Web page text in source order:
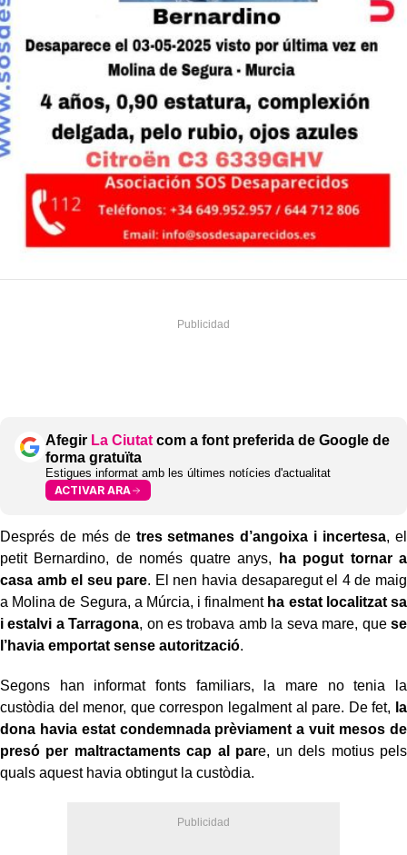
Afegir La Ciutatcom a font preferida de Google de
forma gratuïta
Estigues informat amb les últimes notícies d'actualitat
ACTIVAR ARA
Després de més detres setmanes d’angoixa i incertesa, el
petit Bernardino, de només quatre anys,
ha pogut tornar a
casa amb el seu pare. El nen havia desaparegut el 4 de maig
a Molina de Segura, a Múrcia, i finalment ha estat localitzat sa
i estalvi a Tarragona, on es trobava amb la seva mare, que se
l’havia emportat sense autorització.
Segons han informat fonts familiars, la mare no tenia la
custòdia del menor, que correspon legalment al pare. De fet, la
dona havia estat condemnada prèviament a vuit mesos de
presó per maltractaments cap al pare, un dels motius pels
quals aquest havia obtingut la custòdia.